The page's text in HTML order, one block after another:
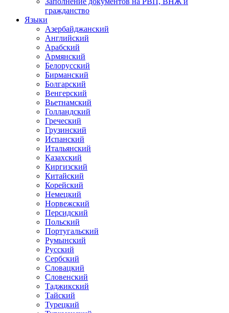
гражданство
Языки
Азербайджанский
Английский
Арабский
Армянский
Белорусский
Бирманский
Болгарский
Венгерский
Вьетнамский
Голландский
Греческий
Грузинский
Испанский
Итальянский
Казахский
Киргизский
Китайский
Корейский
Немецкий
Норвежский
Персидский
Польский
Португальский
Румынский
Русский
Сербский
Словацкий
Словенский
Таджикский
Тайский
Турецкий